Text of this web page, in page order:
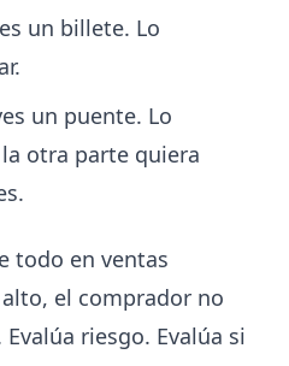
un billete. Lo
un puente. Lo
otra parte quiera
todo en ventas
el comprador no
riesgo. Evalúa si